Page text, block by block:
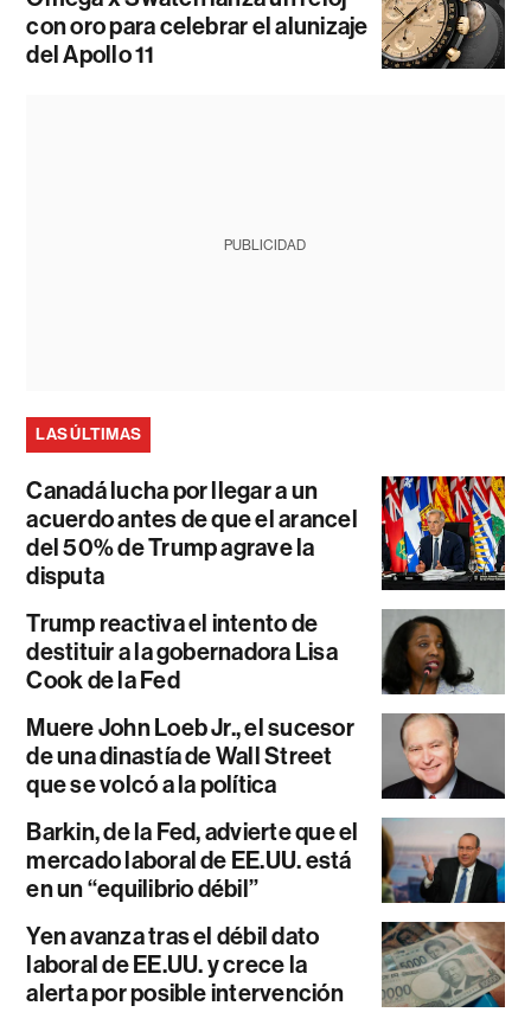
con oro para celebrar el alunizaje
del Apollo 11
PUBLICIDAD
LAS ÚLTIMAS
Canadá lucha por llegar a un
acuerdo antes de que el arancel
del 50% de Trump agrave la
disputa
Trump reactiva el intento de
destituir a la gobernadora Lisa
Cook de la Fed
Muere John Loeb Jr., el sucesor
de una dinastía de Wall Street
que se volcó a la política
Barkin, de la Fed, advierte que el
mercado laboral de EE.UU. está
en un “equilibrio débil”
Yen avanza tras el débil dato
laboral de EE.UU. y crece la
alerta por posible intervención